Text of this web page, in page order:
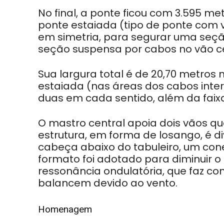
No final, a ponte ficou com 3.595
ponte estaiada (tipo de ponte com
em simetria, para segurar uma
seção suspensa por cabos no vão
Sua largura total é de 20,70
estaiada (nas áreas dos cabos
duas em cada sentido, além da
O mastro central apoia dois vãos
estrutura, em forma de losango, é
cabeça abaixo do tabuleiro, um
formato foi adotado para diminuir
ressonância ondulatória, que faz
balancem devido ao vento.
Homenagem